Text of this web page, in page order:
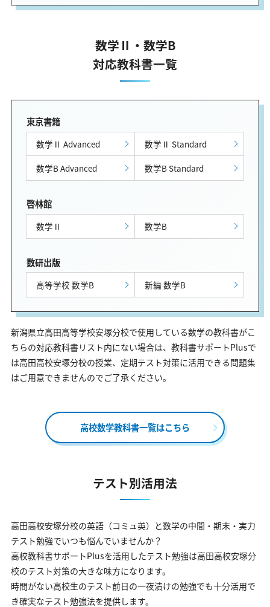
数学Ⅱ・数学B
対応教科書一覧
東京書籍
数学Ⅱ Advanced
数学Ⅱ Standard
数学B Advanced
数学B Standard
啓林館
数学Ⅱ 数学B
数研出版
高等学校 数学B 新編 数学B
新潟県立高田高等学校安塚分校で使用している数学の教科書がこ
ちらの対応教科書リスト内にない場合は、教科書サポートPlusで
は高田高校安塚分校の授業、定期テスト対策に活用できる問題集
はご用意できませんのでご了承ください。
高校数学教科書一覧はこちら
テスト別活用法
高田高校安塚分校の英語（コミュ英）と数学の中間・期末・実力
テスト勉強でいつも悩んでいませんか？
高校教科書サポートPlusを活用したテスト勉強は高田高校安塚分
校のテスト対策の大きな味方になります。
時間がない高校生のテスト前日の一夜漬けの勉強でも十分活用で
き確実なテスト勉強法を提供します。